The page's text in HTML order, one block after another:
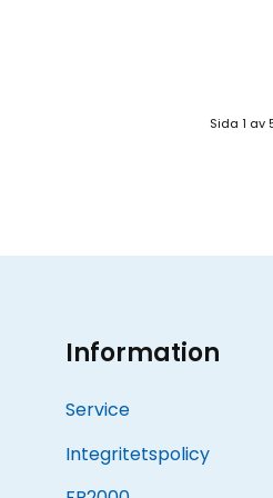
Sida 1 av
Information
Service
Integritetspolicy